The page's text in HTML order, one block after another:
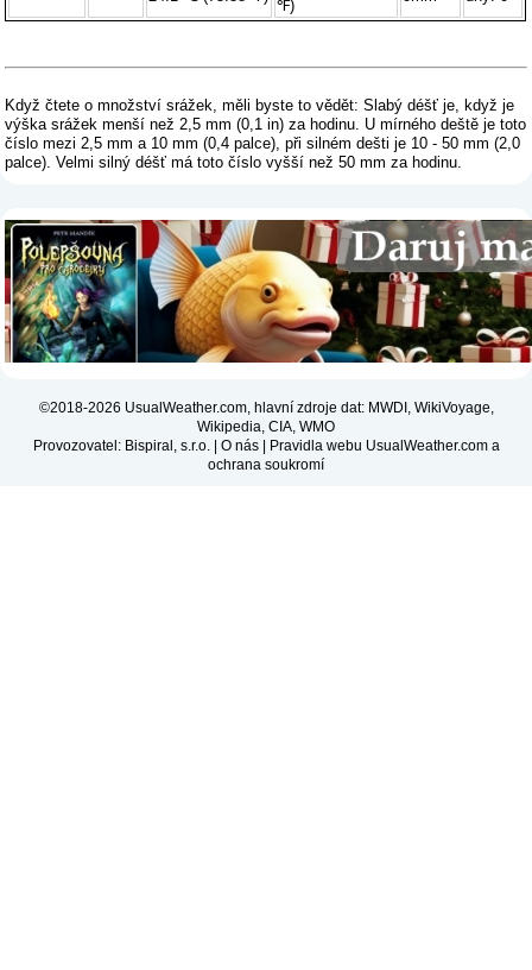
℉)
Když čtete o množství srážek, měli byste to vědět: Slabý déšť je, když je
výška srážek menší než 2,5 mm (0,1 in) za hodinu. U mírného deště je toto
číslo mezi 2,5 mm a 10 mm (0,4 palce), při silném dešti je 10 - 50 mm (2,0
palce). Velmi silný déšť má toto číslo vyšší než 50 mm za hodinu.
©2018-2026 UsualWeather.com, hlavní zdroje dat: MWDI, WikiVoyage,
Wikipedia, CIA, WMO
Provozovatel: Bispiral, s.r.o. | O nás| Pravidla webu UsualWeather.com a
ochrana soukromí